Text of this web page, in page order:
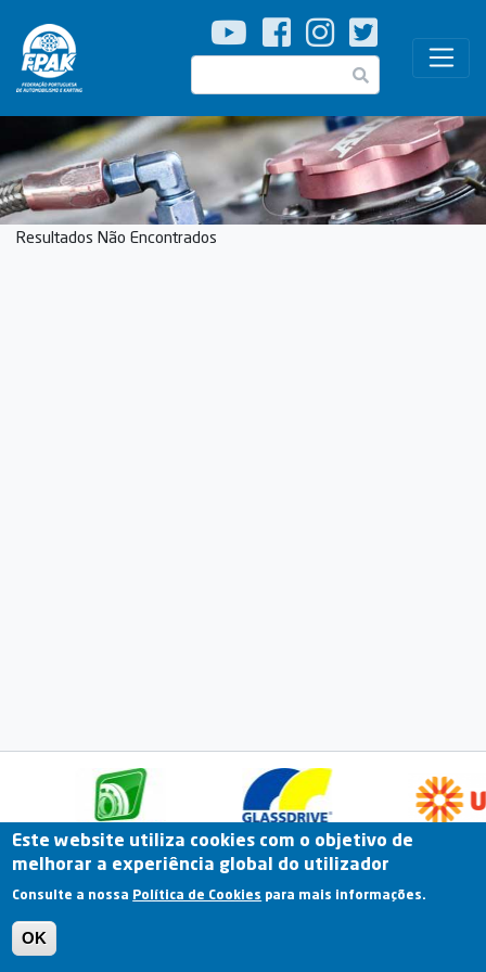
Passar
para
o
Pesquisar
Resultados Não Encontrados
Previous
Fale Connosco Portal Online Arquivo
Termos e Condições | Política de Privacidade |
Este website utiliza cookies com o objetivo de
melhorar a experiência global do utilizador
Consulte a nossa Política de Cookies para mais informações.
OK